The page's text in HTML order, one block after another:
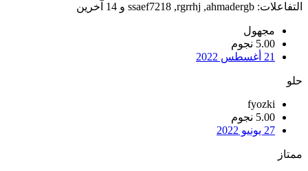
التفاعلات: ahmadergb
,
rgrrhj
,
ssaef7218 و 14 آخرين
مجهول
5.00 نجوم
21 أغسطس 2022
حلو
fyozki
5.00 نجوم
27 يونيو 2022
ممتاز